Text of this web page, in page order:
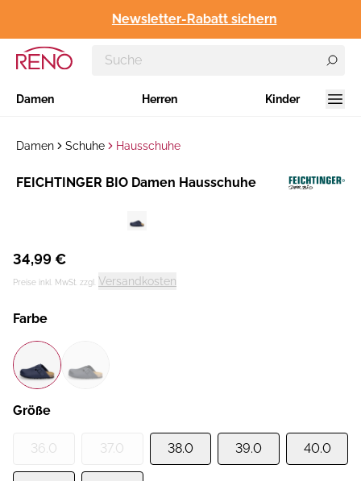
Newsletter-Rabatt sichern
Damen Herren Kinder
Damen Schuhe Hausschuhe
Hersteller:
FEICHTINGER BIO Damen Hausschuhe
34,99 €
Preise inkl. MwSt. zzgl. Versandkosten
Farbe
Größe
36.0 37.0 38.0 39.0 40.0